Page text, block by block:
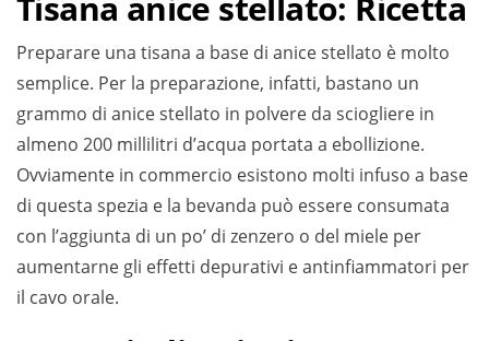
Preparare una tisana a base di anice stellato è molto
semplice. Per la preparazione, infatti, bastano un
grammo di anice stellato in polvere da sciogliere in
almeno 200 millilitri d’acqua portata a ebollizione.
Ovviamente in commercio esistono molti infuso a base
di questa spezia e la bevanda può essere consumata
con l’aggiunta di un po’ di zenzero o del miele per
aumentarne gli effetti depurativi e antinfiammatori per
il cavo orale.